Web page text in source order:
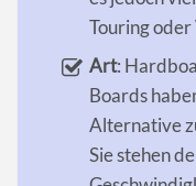
Touring
Art:
Boards
Alternative
Sie stehen